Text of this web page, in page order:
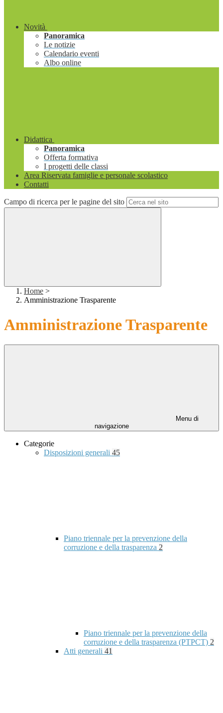
Novità
Panoramica
Le notizie
Calendario eventi
Albo online
Didattica
Panoramica
Offerta formativa
I progetti delle classi
Area Riservata famiglie e personale scolastico
Contatti
Campo di ricerca per le pagine del sito
Home >
Amministrazione Trasparente
Amministrazione Trasparente
Menu di
navigazione
Categorie
Disposizioni generali 45
Piano triennale per la prevenzione della
corruzione e della trasparenza 2
Piano triennale per la prevenzione della
corruzione e della trasparenza (PTPCT) 2
Atti generali 41